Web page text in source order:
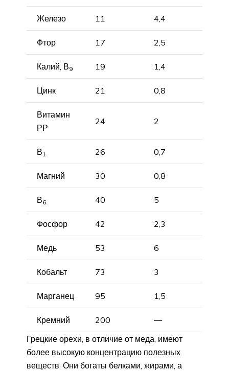
Железо 11 4,4
Фтор 17 2,5
Калий, В9 19 1,4
Цинк 21 0,8
Витамин
РР
24 2
В1 26 0,7
Магний 30 0,8
В6 40 5
Фосфор 42 2,3
Медь 53 6
Кобальт 73 3
Марганец 95 1,5
Кремний 200
—
Грецкие орехи, в отличие от меда, имеют
более высокую концентрацию полезных
веществ. Они богаты белками, жирами, а